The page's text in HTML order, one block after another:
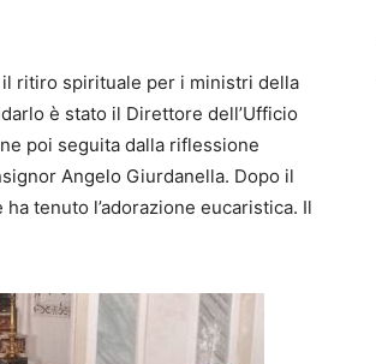
il ritiro spirituale per i ministri della
è stato il Direttore dell’Ufficio
poi seguita dalla riflessione
Angelo Giurdanella. Dopo il
tenuto l’adorazione eucaristica. Il